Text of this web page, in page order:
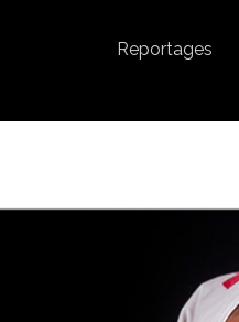
Reportages